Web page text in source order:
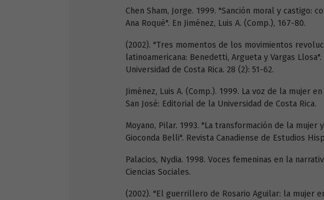
Chen Sham, Jorge. 1999. "Sanción moral y castigo:
Ana Roqué". En Jiménez, Luis A. (Comp.), 167-80.
(2002). "Tres momentos de los movimientos
latinoamericana: Benedetti, Argueta y Vargas
Universidad de Costa Rica. 28 (2): 51-62.
Jiménez, Luis A. (Comp.). 1999. La voz de la mujer
San José: Editorial de la Universidad de Costa Rica.
Moyano, Pilar. 1993. "La transformación de la
Gioconda Belli". Revista Canadiense de Estudios
Palacios, Nydia. 1998. Voces femeninas en la
Ciencias Sociales.
(2002). "El guerrillero de Rosario Aguilar: la mujer